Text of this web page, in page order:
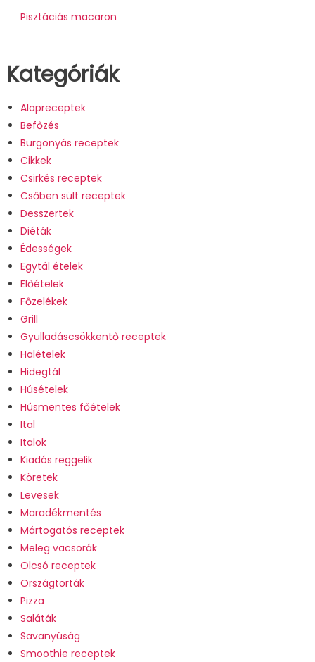
Pisztáciás macaron
Kategóriák
Alapreceptek
Befőzés
Burgonyás receptek
Cikkek
Csirkés receptek
Csőben sült receptek
Desszertek
Diéták
Édességek
Egytál ételek
Előételek
Főzelékek
Grill
Gyulladáscsökkentő receptek
Halételek
Hidegtál
Húsételek
Húsmentes főételek
Ital
Italok
Kiadós reggelik
Köretek
Levesek
Maradékmentés
Mártogatós receptek
Meleg vacsorák
Olcsó receptek
Országtorták
Pizza
Saláták
Savanyúság
Smoothie receptek